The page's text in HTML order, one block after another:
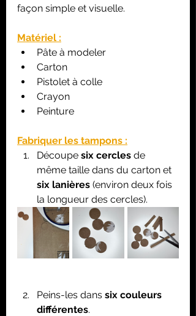
façon simple et visuelle.
Matériel :
Pâte à modeler
Carton
Pistolet à colle
Crayon
Peinture
Fabriquer les tampons :
Découpe six cercles de
même taille dans du carton et
six lanières (environ deux fois
la longueur des cercles).
Peins-les dans six couleurs
différentes.